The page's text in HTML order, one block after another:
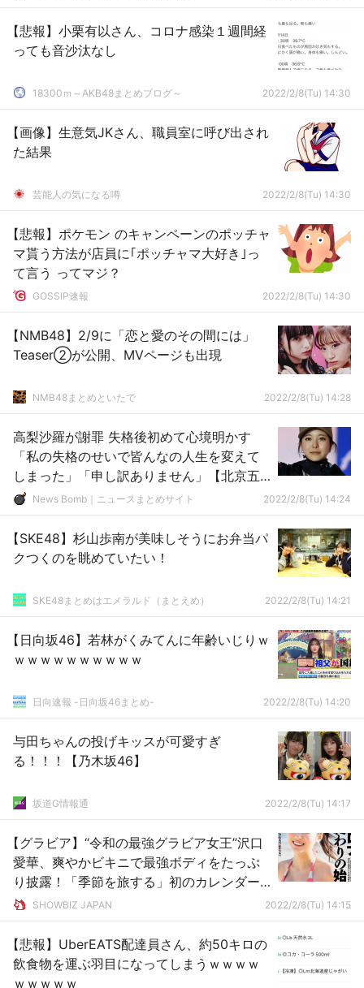
【悲報】小栗有以さん、コロナ感染１週間経
っても音沙汰なし
18300ｍ～AKB48まとめブログ～ 2022/2/8(Tu) 14:30
【画像】生意気JKさん、職員室に呼び出され
た結果
芸能人の気になる噂 2022/2/8(Tu) 14:30
【悲報】ポケモン のキャンペーンのポッチャ
マ貰う方法が店員に｢ポッチャマ大好き｣っ
て言う ってマジ？
GOSSIP速報 2022/2/8(Tu) 14:30
【NMB48】2/9に「恋と愛のその間には」
Teaser②が公開、MVページも出現
NMB48まとめといたで 2022/2/8(Tu) 14:28
高梨沙羅が謝罪 失格後初めて心境明かす
「私の失格のせいで皆んなの人生を変えて
しまった」「申し訳ありません」【北京五
輪】News Bomb｜ニュースまとめサイト 2022/2/8(Tu) 14:24
【SKE48】杉山歩南が美味しそうにお弁当パ
クつくのを眺めていたい！
SKE48まとめはエメラルド（まとえめ） 2022/2/8(Tu) 14:21
【日向坂46】若林がくみてんに年齢いじりｗ
ｗｗｗｗｗｗｗｗｗｗ
日向速報 -日向坂46まとめ- 2022/2/8(Tu) 14:20
与田ちゃんの投げキッスが可愛すぎ
る！！！【乃木坂46】
坂道G情報通 2022/2/8(Tu) 14:17
【グラビア】“令和の最強グラビア女王”沢口
愛華、爽やかビキニで最強ボディをたっぷ
り披露！「季節を旅する」初のカレンダー
ブックも間もなく発売
SHOWBIZ JAPAN 2022/2/8(Tu) 14:15
【悲報】UberEATS配達員さん、約50キロの
飲食物を運ぶ羽目になってしまうｗｗｗｗ
ｗｗｗｗｗ